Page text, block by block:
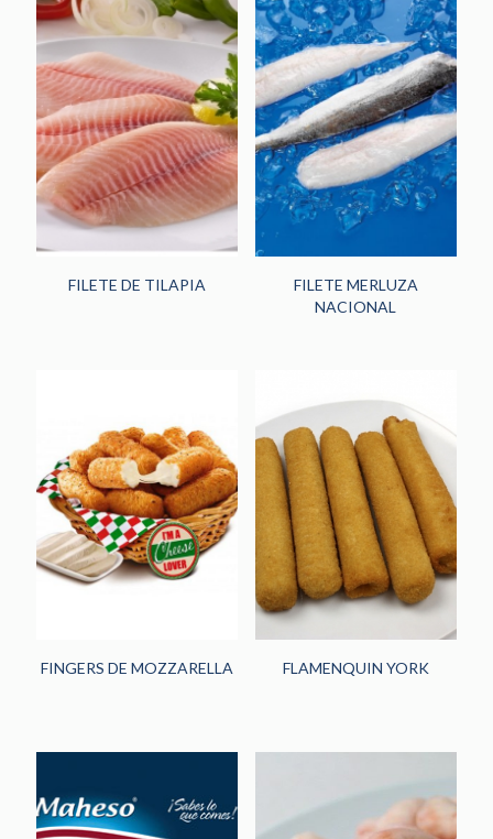
FILETE DE TILAPIA
FILETE MERLUZA
NACIONAL
FINGERS DE MOZZARELLA FLAMENQUIN YORK